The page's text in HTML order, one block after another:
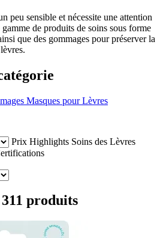
peu sensible et nécessite une attention
de produits de soins sous forme
que des gommages pour préserver la
Masques pour Lèvres
Prix Highlights Soins des Lèvres
produits